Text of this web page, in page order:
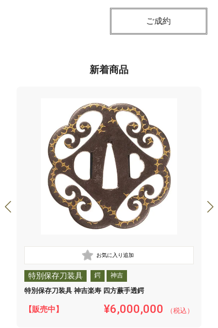
ご成約
新着商品
特別保存刀装具 鍔 神吉
特別保存刀装具 神吉楽寿 四方蕨手透鍔
【販売中】 ¥6,000,000 （税込）